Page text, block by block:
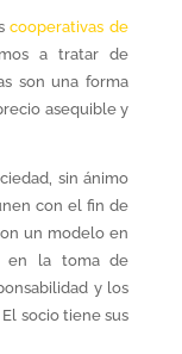
cooperativas de
a tratar de
son una forma
asequible y
sin ánimo
con el fin de
un modelo en
en la toma de
y los
socio tiene sus